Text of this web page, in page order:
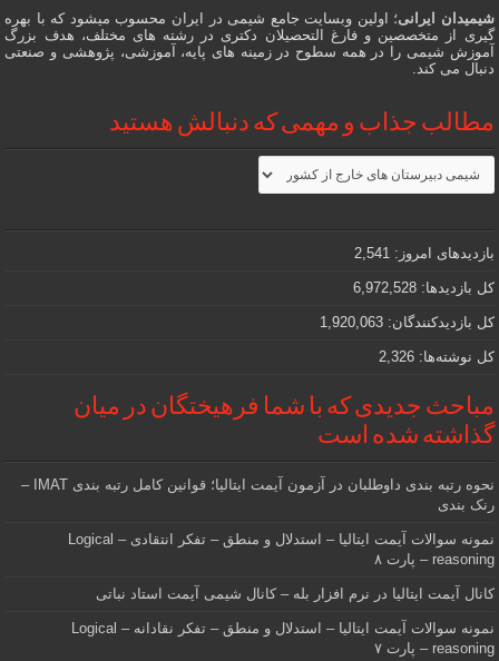
شیمیدان ایرانی؛ اولین وبسایت جامع شیمی در ایران محسوب میشود که با بهره
گیری از متخصصین و فارغ التحصیلان دکتری در رشته های مختلف، هدف بزرگ
آموزش شیمی را در همه سطوح در زمینه های پایه، آموزشی، پژوهشی و صنعتی
دنبال می کند.
مطالب جذاب و مهمی که دنبالش هستید
مطالب
جذاب
و
که
دنبالش
هستید
بازدیدهای امروز: 2,541
کل بازدیدها: 6,972,528
کل بازدیدکنند‌گان: 1,920,063
کل نوشته‌ها: 2,326
مباحث جدیدی که با شما فرهیختگان در میان
گذاشته شده است
نحوه رتبه بندی داوطلبان در آزمون آیمت ایتالیا؛ قوانین کامل رتبه بندی IMAT –
رنک بندی
نمونه سوالات آیمت ایتالیا – استدلال و منطق – تفکر انتقادی – Logical
reasoning – پارت ۸
کانال آیمت ایتالیا در نرم افزار بله – کانال شیمی آیمت استاد نباتی
نمونه سوالات آیمت ایتالیا – استدلال و منطق – تفکر نقادانه – Logical
reasoning – پارت ۷